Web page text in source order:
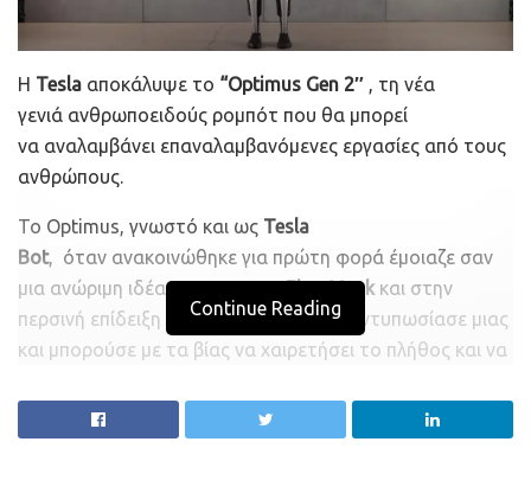
Η Tesla αποκάλυψε το “Optimus Gen 2″ , τη νέα
γενιά ανθρωποειδούς ρομπότ που θα μπορεί
να αναλαμβάνει επαναλαμβανόμενες εργασίες από τους
ανθρώπους.
Το Optimus, γνωστό και ως Tesla
Bot, όταν ανακοινώθηκε για πρώτη φορά έμοιαζε σαν
μια ανώριμη ιδέα Musk και στην
περσινή επίδειξη τουTesla AI Dayδεν εντυπωσίασε μιας
και μπορούσε με τα βίας να χαιρετήσει το πλήθος και να
συνάντηση των μετόχωντης Tesla νωρίτερα στη
Continue Reading